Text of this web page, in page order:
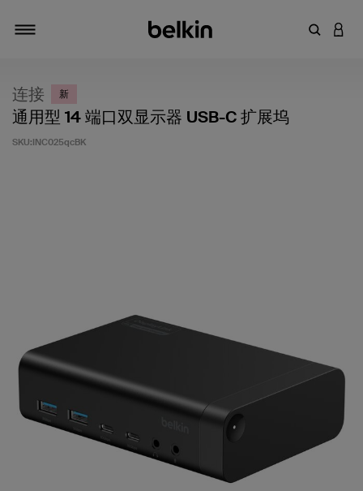
输入关键
登录
连接 新
通用型 14 端口双显示器 USB-C 扩展坞
SKU:INC025qcBK